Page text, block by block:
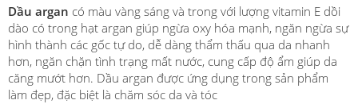
Dầu argan có màu vàng sáng và trong với lượng vitamin E dồi
dào có trong hạt argan giúp ngừa oxy hóa mạnh, ngăn ngừa sự
hình thành các gốc tự do, dễ dàng thẩm thấu qua da nhanh
hơn, ngăn chặn tình trạng mất nước, cung cấp độ ẩm giúp da
căng mướt hơn. Dầu argan được ứng dụng trong sản phẩm
làm đẹp, đặc biệt là chăm sóc da và tóc